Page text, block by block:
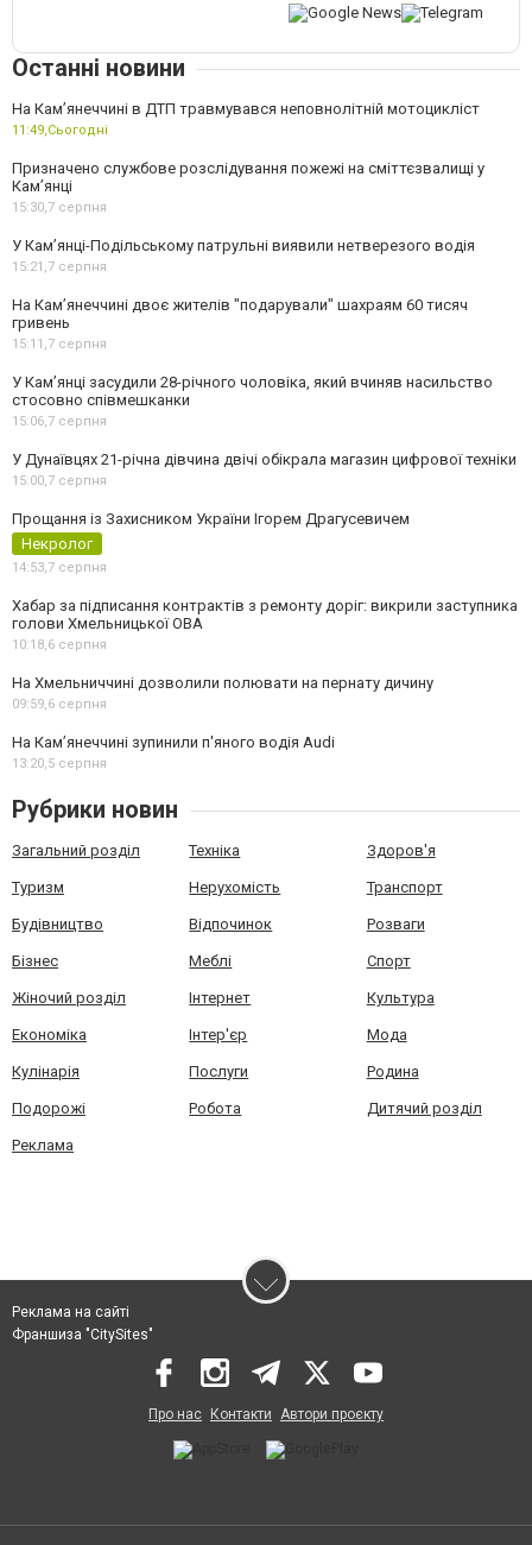
Останні новини
На Кам’янеччині в ДТП травмувався неповнолітній мотоцикліст
11:49,Сьогодні
Призначено службове розслідування пожежі на сміттєзвалищі у
Кам’янці
15:30,7 серпня
У Кам’янці-Подільському патрульні виявили нетверезого водія
15:21,7 серпня
На Камʼянеччині двоє жителів "подарували" шахраям 60 тисяч
гривень
15:11,7 серпня
У Камʼянці засудили 28-річного чоловіка, який вчиняв насильство
стосовно співмешканки
15:06,7 серпня
У Дунаївцях 21-річна дівчина двічі обікрала магазин цифрової техніки
15:00,7 серпня
Прощання із Захисником України Ігорем Драгусевичем
Некролог
14:53,7 серпня
Хабар за підписання контрактів з ремонту доріг: викрили заступника
голови Хмельницької ОВА
10:18,6 серпня
На Хмельниччині дозволили полювати на пернату дичину
09:59,6 серпня
На Камʼянеччині зупинили п'яного водія Audi
13:20,5 серпня
Рубрики новин
Загальний розділ Техніка Здоров'я
Туризм Нерухомість Транспорт
Будівництво Відпочинок Розваги
Бізнес Меблі Спорт
Жіночий розділ Інтернет Культура
Економіка Інтер'єр Мода
Кулінарія Послуги Родина
Подорожі Робота Дитячий розділ
Реклама
Реклама на сайті
Франшиза "CitySites"
Про нас Контакти Автори проєкту